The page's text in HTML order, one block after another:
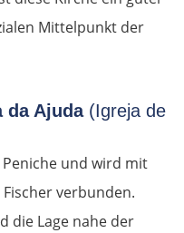
Mittelpunkt der
da Ajuda(Igreja de
und wird mit
verbunden.
die Lage nahe der